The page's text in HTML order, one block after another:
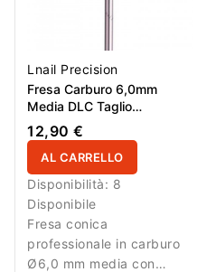
Lnail Precision
Fresa Carburo 6,0mm
Media DLC Taglio
Incrociato LL 14,6mm
12,90 €
AL CARRELLO
Disponibilità: 8
Disponibile
Fresa conica
professionale in carburo
Ø6,0 mm media con